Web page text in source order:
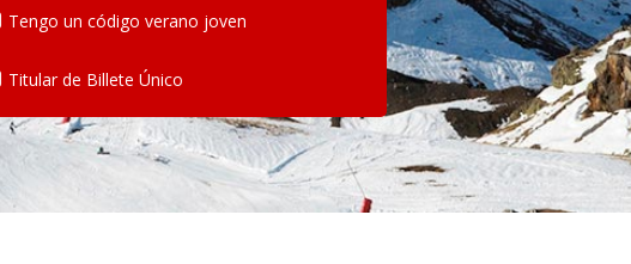
Tengo un código verano joven
Titular de Billete Único